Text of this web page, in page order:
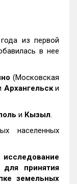
из первой
в нее
(Московская
Архангельски
и Кызыл.
населенных
принятия
земельных